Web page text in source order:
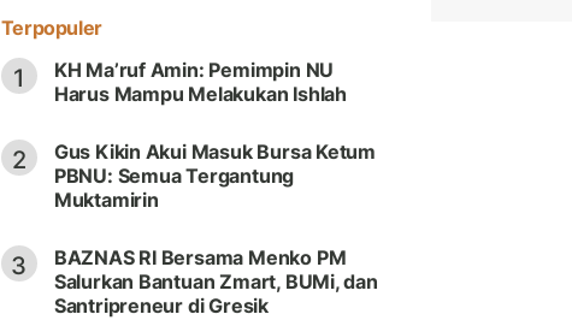
Terpopuler
1
KH Ma’ruf Amin: Pemimpin NU
Harus Mampu Melakukan Ishlah
2
Gus Kikin Akui Masuk Bursa Ketum
PBNU: Semua Tergantung
Muktamirin
3
BAZNAS RI Bersama Menko PM
Salurkan Bantuan Zmart, BUMi, dan
Santripreneur di Gresik